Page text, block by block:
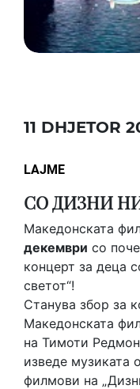
11 DHJETOR
LAJME
СО ДИЗНИ
Македонската
декември со
концерт за деца
светот“!
Станува збор за
Македонската
на Тимоти
изведе музиката
филмови на